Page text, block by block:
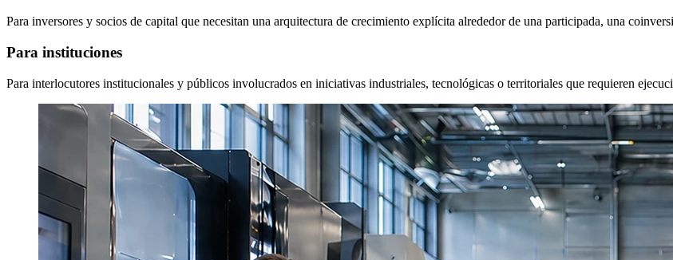
Para inversores y socios de capital que necesitan una arquitectura de crecimiento explícita alrededor de una participada, una
Para instituciones
Para interlocutores institucionales y públicos involucrados en iniciativas industriales, tecnológicas o territoriales que requieren